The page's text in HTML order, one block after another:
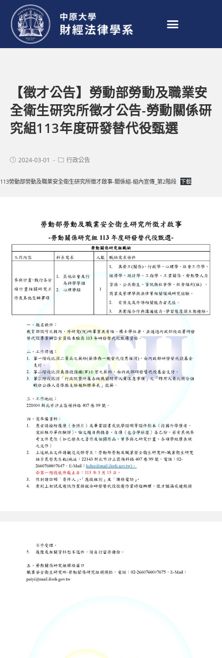
【徵才公告】勞動部勞動及職業安
全衛生研究所徵才公告-勞動關係研
究組113年度研發替代役甄選
2024-03-01 行政公告
113勞動部勞動及職業安全衛生研究所徵才啟事-關係組-組內宣傳_第2階段 下載